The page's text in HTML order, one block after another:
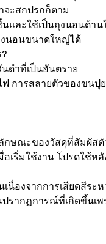
จะสกปรกก็ตาม
และใช้เป็นถุงนอนด้าน
นอนขนาดใหญ่ได้
ดำที่เป็นอันตราย
การสลายตัวของขนปุ
ลักษณะของวัสดุที่สัมผัส
อเริ่มใช้งาน โปรดใช้ห
นื่องจากการเสียดสีระห
รากฏการณ์ที่เกิดขึ้นเพ